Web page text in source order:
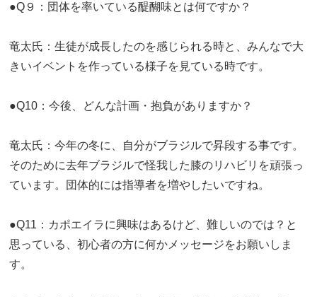
●Q９：団体を率いている醍醐味とは何ですか？
竜太氏：生徒が成長したのを感じられる時と、みんなで大
きいイベントを作っている様子を見ている時です。
●Q10：今後、どんな計画・抱負がありますか？
竜太氏：今年の冬に、自分がブラジルで昇段する事です。
そのために去年ブラジルで怪我した膝のリハビリを頑張っ
ています。団体的には指導者を増やしたいですね。
●Q11：カポエイラに興味はあるけど、難しいのでは？と
思っている、初心者の方に何かメッセージをお願いしま
す。